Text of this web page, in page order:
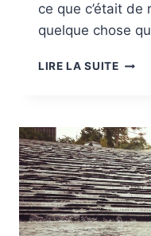
ce que c’était de
quelque chose
LIRE LA SUITE
!